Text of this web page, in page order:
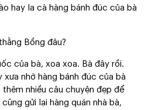
hay la cà hàng bánh đúc của bà
Bồng đâu?
của bà, xoa xoa. Bà đây rồi.
xưa nhờ hàng bánh đúc của bà
nhiều câu chuyện đẹp để
gửi lại hàng quán nhà bà,